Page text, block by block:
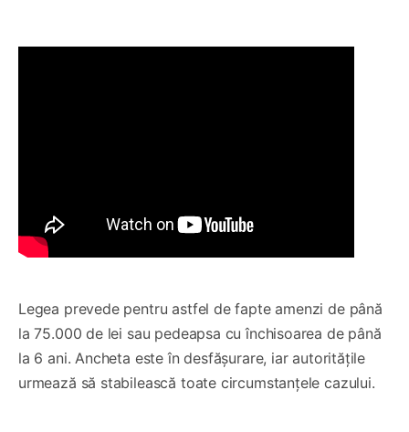
Legea prevede pentru astfel de fapte amenzi de până
la 75.000 de lei sau pedeapsa cu închisoarea de până
la 6 ani. Ancheta este în desfășurare, iar autoritățile
urmează să stabilească toate circumstanțele cazului.